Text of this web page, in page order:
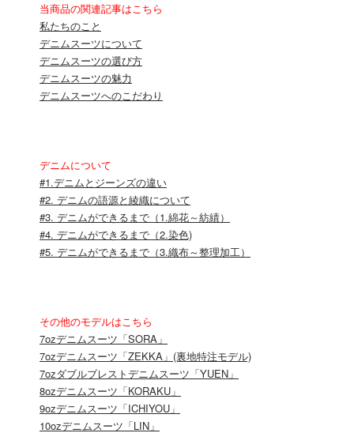
当商品の関連記事はこちら
私たちのこと
デニムスーツについて
デニムスーツの選び方
デニムスーツの魅力
デニムスーツへのこだわり
デニムについて
#1.デニムとジーンズの違い
#2. デニムの語源と綾織について
#3. デニムができるまで（1.綿花～紡績）
#4. デニムができるまで（2.染色)
#5. デニムができるまで（3.織布～整理加工）
その他のモデルはこちら
7ozデニムスーツ「SORA」
7ozデニムスーツ「ZEKKA」(裏地特注モデル)
7ozダブルブレストデニムスーツ「YUEN」
8ozデニムスーツ「KORAKU」
9ozデニムスーツ「ICHIYOU」
10ozデニムスーツ「LIN」